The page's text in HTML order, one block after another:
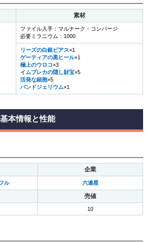
素材
ファイル入手：マルナーク・コンパージ
必要ミラニウム：1000
リーズの白銀ピアス×1
ゲーティアの黒ヒール×1
極上のウロコ×3
イムプレカの隠し財宝×5
活発な細胞×5
バンドジェリウム×1
本情報と性能
企業
ル 六連星
売値
10